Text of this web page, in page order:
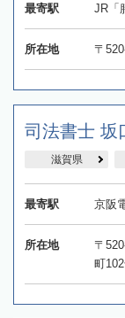
最寄駅 JR「
所在地 〒
司法書士 坂
滋賀県
最寄駅 京阪
所在地
〒
町